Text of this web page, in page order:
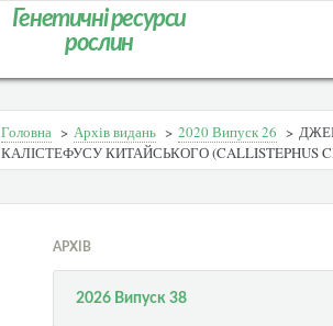
Генетичні ресурси
рослин
Головна > Архів видань > 2020 Випуск 26 >
КАЛІСТЕФУСУ КИТАЙСЬКОГО (CALLISTEPHUS
АРХІВ
2026 Випуск 38